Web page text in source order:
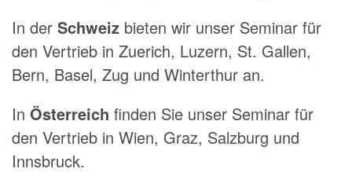
In der Schweiz bieten wir unser Seminar für
den Vertrieb in Zuerich, Luzern, St. Gallen,
Bern, Basel, Zug und Winterthur an.
In Österreich finden Sie unser Seminar für
den Vertrieb in Wien, Graz, Salzburg und
Innsbruck.